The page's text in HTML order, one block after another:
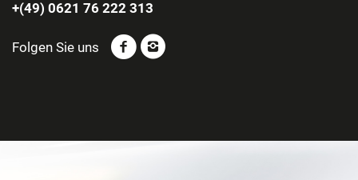
+(49) 0621 76 222 313
Folgen Sie uns